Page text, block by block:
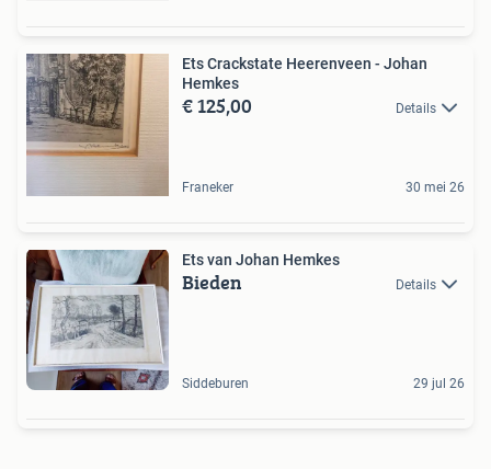
Ets Crackstate Heerenveen - Johan
Hemkes
€ 125,00 Details
Franeker 30 mei 26
Ets van Johan Hemkes
Bieden Details
Siddeburen 29 jul 26